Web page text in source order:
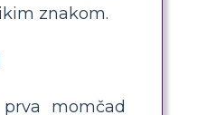
znakom.
momčad